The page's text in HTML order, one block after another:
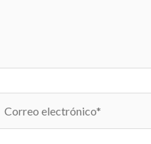
electrónico*